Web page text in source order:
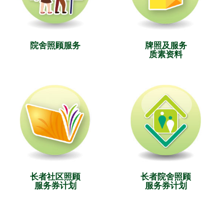
院舍照顾服务
牌照及服务
质素资料
长者社区照顾
服务券计划
长者院舍照顾
服务券计划